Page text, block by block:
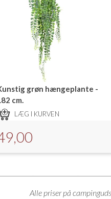
grøn hængeplante -
cm.
LÆG I KURVEN
Alle priser på